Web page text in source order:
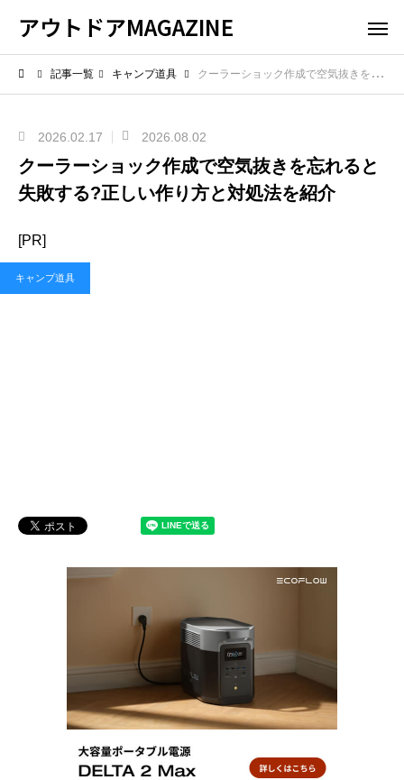
アウトドアMAGAZINE
記事一覧 キャンプ道具 クーラーショック作成で空気抜きを忘れると失敗する?正しい作り方と対処法を紹介
2026.02.17 2026.08.02
クーラーショック作成で空気抜きを忘れると
失敗する?正しい作り方と対処法を紹介
[PR]
キャンプ道具